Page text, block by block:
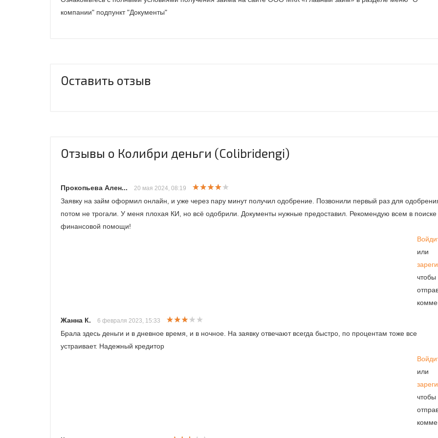
компании" подпункт "Документы"
Оставить отзыв
Отзывы о Колибри деньги (Сolibridengi)
Прокопьева Ален... 20 мая 2024, 08:19
Заявку на займ оформил онлайн, и уже через пару минут получил одобрение. Позвонили первый раз для
потом не трогали. У меня плохая КИ, но всё одобрили. Документы нужные предоставил. Рекомендую всем в поиске
финансовой помощи!
или
чтобы
Жанна К. 6 февраля 2023, 15:33
Брала здесь деньги и в дневное время, и в ночное. На заявку отвечают всегда быстро, по процентам тоже все
устраивает. Надежный кредитор
или
чтобы